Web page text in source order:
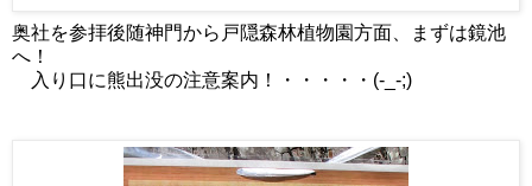
奥社を参拝後随神門から戸隠森林植物園方面、まずは鏡池
へ！
入り口に熊出没の注意案内！・・・・・(-_-;)